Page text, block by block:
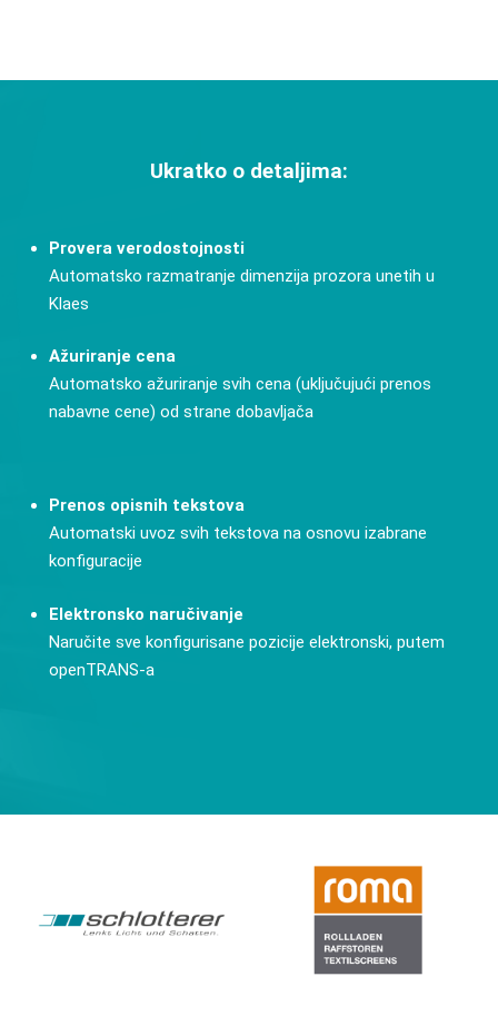
Ukratko o detaljima:
Provera verodostojnosti
Automatsko razmatranje dimenzija prozora unetih u
Klaes
Ažuriranje cena
Automatsko ažuriranje svih cena (uključujući prenos
nabavne cene) od strane dobavljača
Prenos opisnih tekstova
Automatski uvoz svih tekstova na osnovu izabrane
konfiguracije
Elektronsko naručivanje
Naručite sve konfigurisane pozicije elektronski, putem
openTRANS-a